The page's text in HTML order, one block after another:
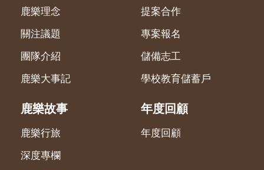
鹿樂理念
關注議題
團隊介紹
鹿樂大事記
提案合作
專案報名
儲備志工
學校教育儲蓄戶
鹿樂故事
鹿樂行旅
深度專欄
年度回顧
年度回顧